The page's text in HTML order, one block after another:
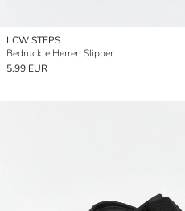
LCW STEPS
Bedruckte Herren Slipper
5.99 EUR